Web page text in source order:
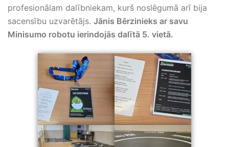
profesionālam dalībniekam, kurš noslēgumā arī bija
sacensību uzvarētājs. Jānis Bērzinieks ar savu
Minisumo robotu ierindojās dalītā 5. vietā.